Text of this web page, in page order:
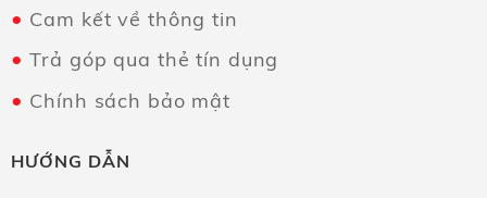
Cam kết về thông tin
Trả góp qua thẻ tín dụng
Chính sách bảo mật
HƯỚNG DẪN